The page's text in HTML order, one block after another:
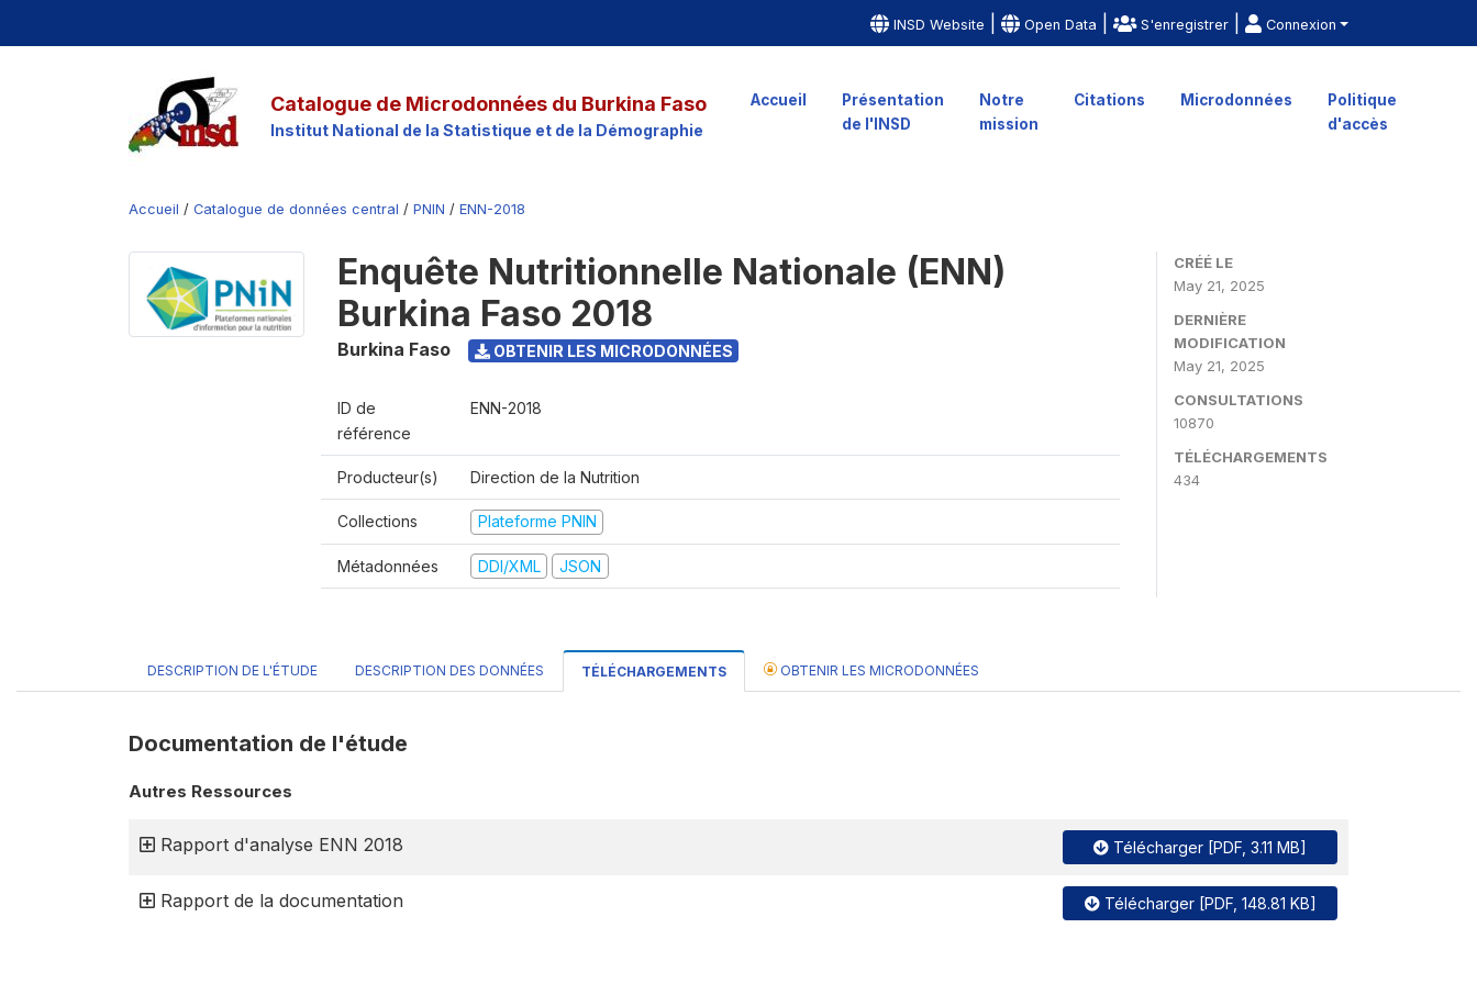
INSD Website | Open Data | S'enregistrer | Connexion
Catalogue de Microdonnées du Burkina Faso
Institut National de la Statistique et de la Démographie
Accueil
Présentation
de l'INSD
Notre
mission
Citations Microdonnées
Politique
d'accès
Accueil / Catalogue de données central / PNIN / ENN-2018
Enquête Nutritionnelle Nationale (ENN)
Burkina Faso 2018
Burkina Faso OBTENIR LES MICRODONNÉES
ID de
référence
ENN-2018
Producteur(s) Direction de la Nutrition
Collections Plateforme PNIN
Métadonnées DDI/XML JSON
CRÉÉ LE
May 21, 2025
DERNIÈRE
MODIFICATION
May 21, 2025
CONSULTATIONS
10870
TÉLÉCHARGEMENTS
434
DESCRIPTION DE L'ÉTUDE DESCRIPTION DES DONNÉES TÉLÉCHARGEMENTS OBTENIR LES MICRODONNÉES
Documentation de l'étude
Autres Ressources
Rapport d'analyse ENN 2018 Télécharger [PDF, 3.11 MB]
Rapport de la documentation Télécharger [PDF, 148.81 KB]